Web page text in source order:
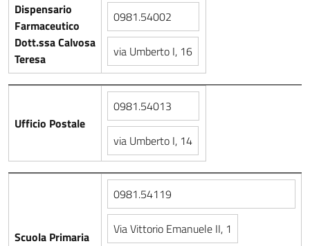
Dispensario
Farmaceutico
Dott.ssa Calvosa
Teresa
0981.54002
via Umberto I, 16
Ufficio Postale
0981.54013
via Umberto I, 14
Scuola Primaria
0981.54119
Via Vittorio Emanuele II, 1